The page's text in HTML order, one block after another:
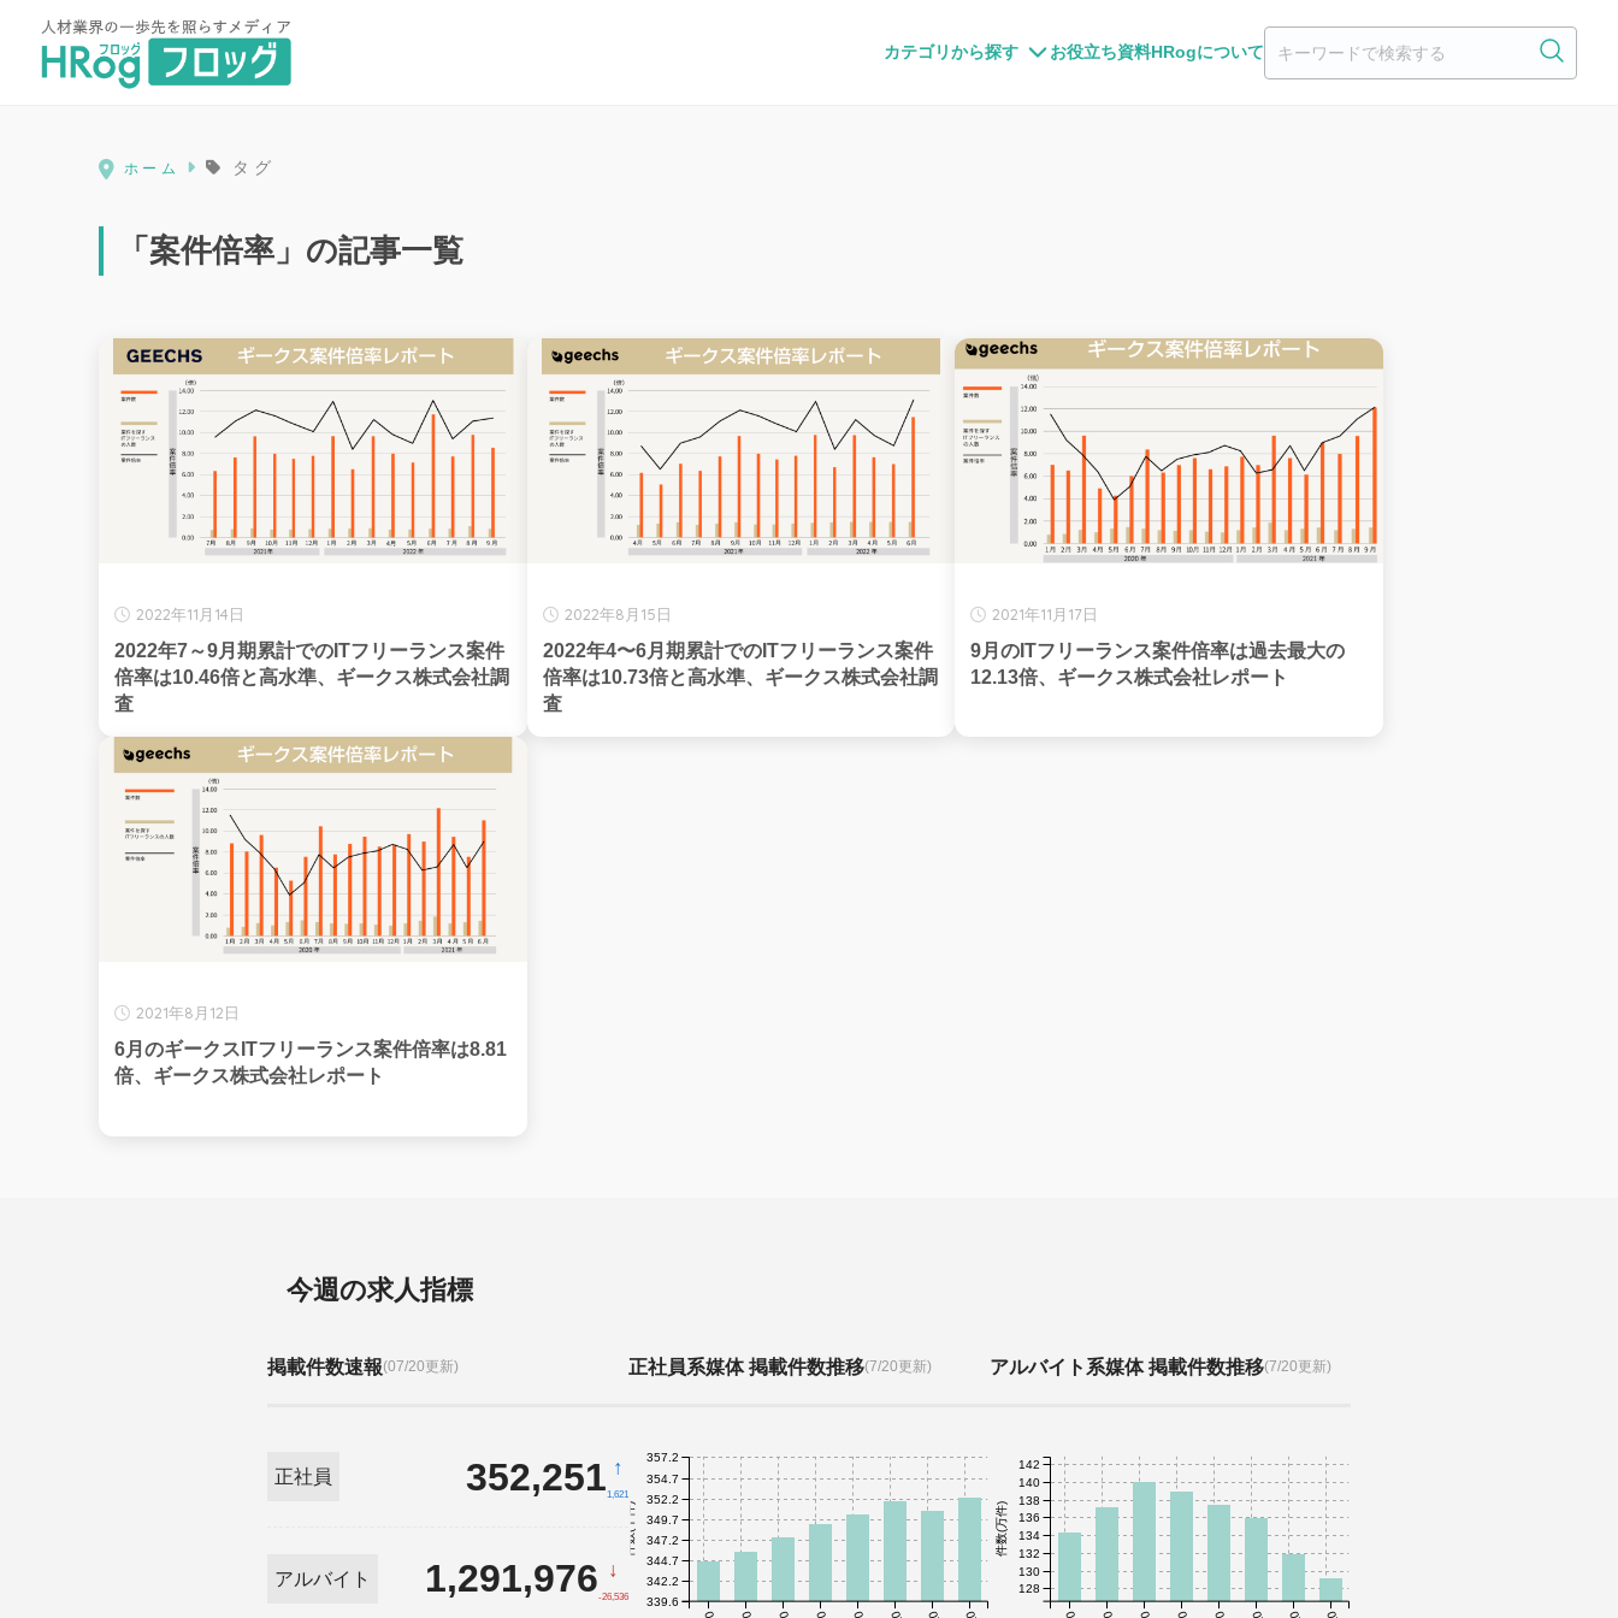
カテゴリから探す お役立ち資料HRogについて
HRog | 人材業界の一歩先を照らすメディア
ホーム タグ
「案件倍率」の記事一覧
2022年11月14日
2022年7～9月期累計でのITフリーランス案件
倍率は10.46倍と高水準、ギークス株式会社調
査
2022年8月15日
2022年4〜6月期累計でのITフリーランス案件
倍率は10.73倍と高水準、ギークス株式会社調
査
2021年11月17日
9月のITフリーランス案件倍率は過去最大の
12.13倍、ギークス株式会社レポート
2021年8月12日
6月のギークスITフリーランス案件倍率は8.81
倍、ギークス株式会社レポート
今週の求人指標
掲載件数速報(07/20更新)
正社員 352,251 ↑
1,621
アルバイト 1,291,976 ↓
-26,536
正社員系媒体 掲載件数推移(7/20更新)
件数(千件)
339.6
342.2
344.7
347.2
349.7
352.2
354.7
357.2
アルバイト系媒体 掲載件数推移(7/20更新)
件数(万件)
128
130
132
134
136
138
140
142